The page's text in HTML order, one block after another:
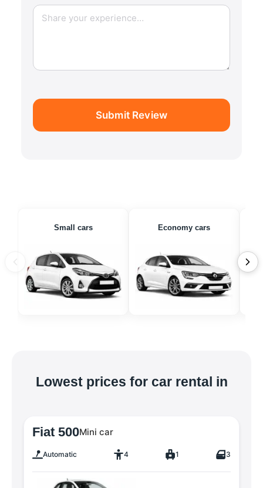
Submit Review
Small cars Economy cars
Lowest prices for car rental in
Fiat 500Mini car
Automatic 4 1 3